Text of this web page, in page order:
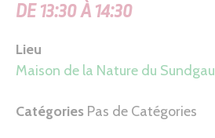
DE 13:30 À 14:30
Lieu
Maison de la Nature du Sundgau
Catégories Pas de Catégories